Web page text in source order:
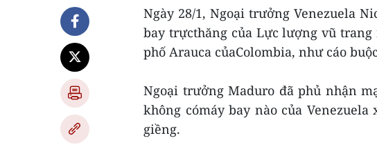
Ngày 28/1, Ngoại trưởng Venezuela
bay trựcthăng của Lực lượng vũ
phố Arauca củaColombia, như cáo
Ngoại trưởng Maduro đã phủ nhận
không cómáy bay nào của
giềng.